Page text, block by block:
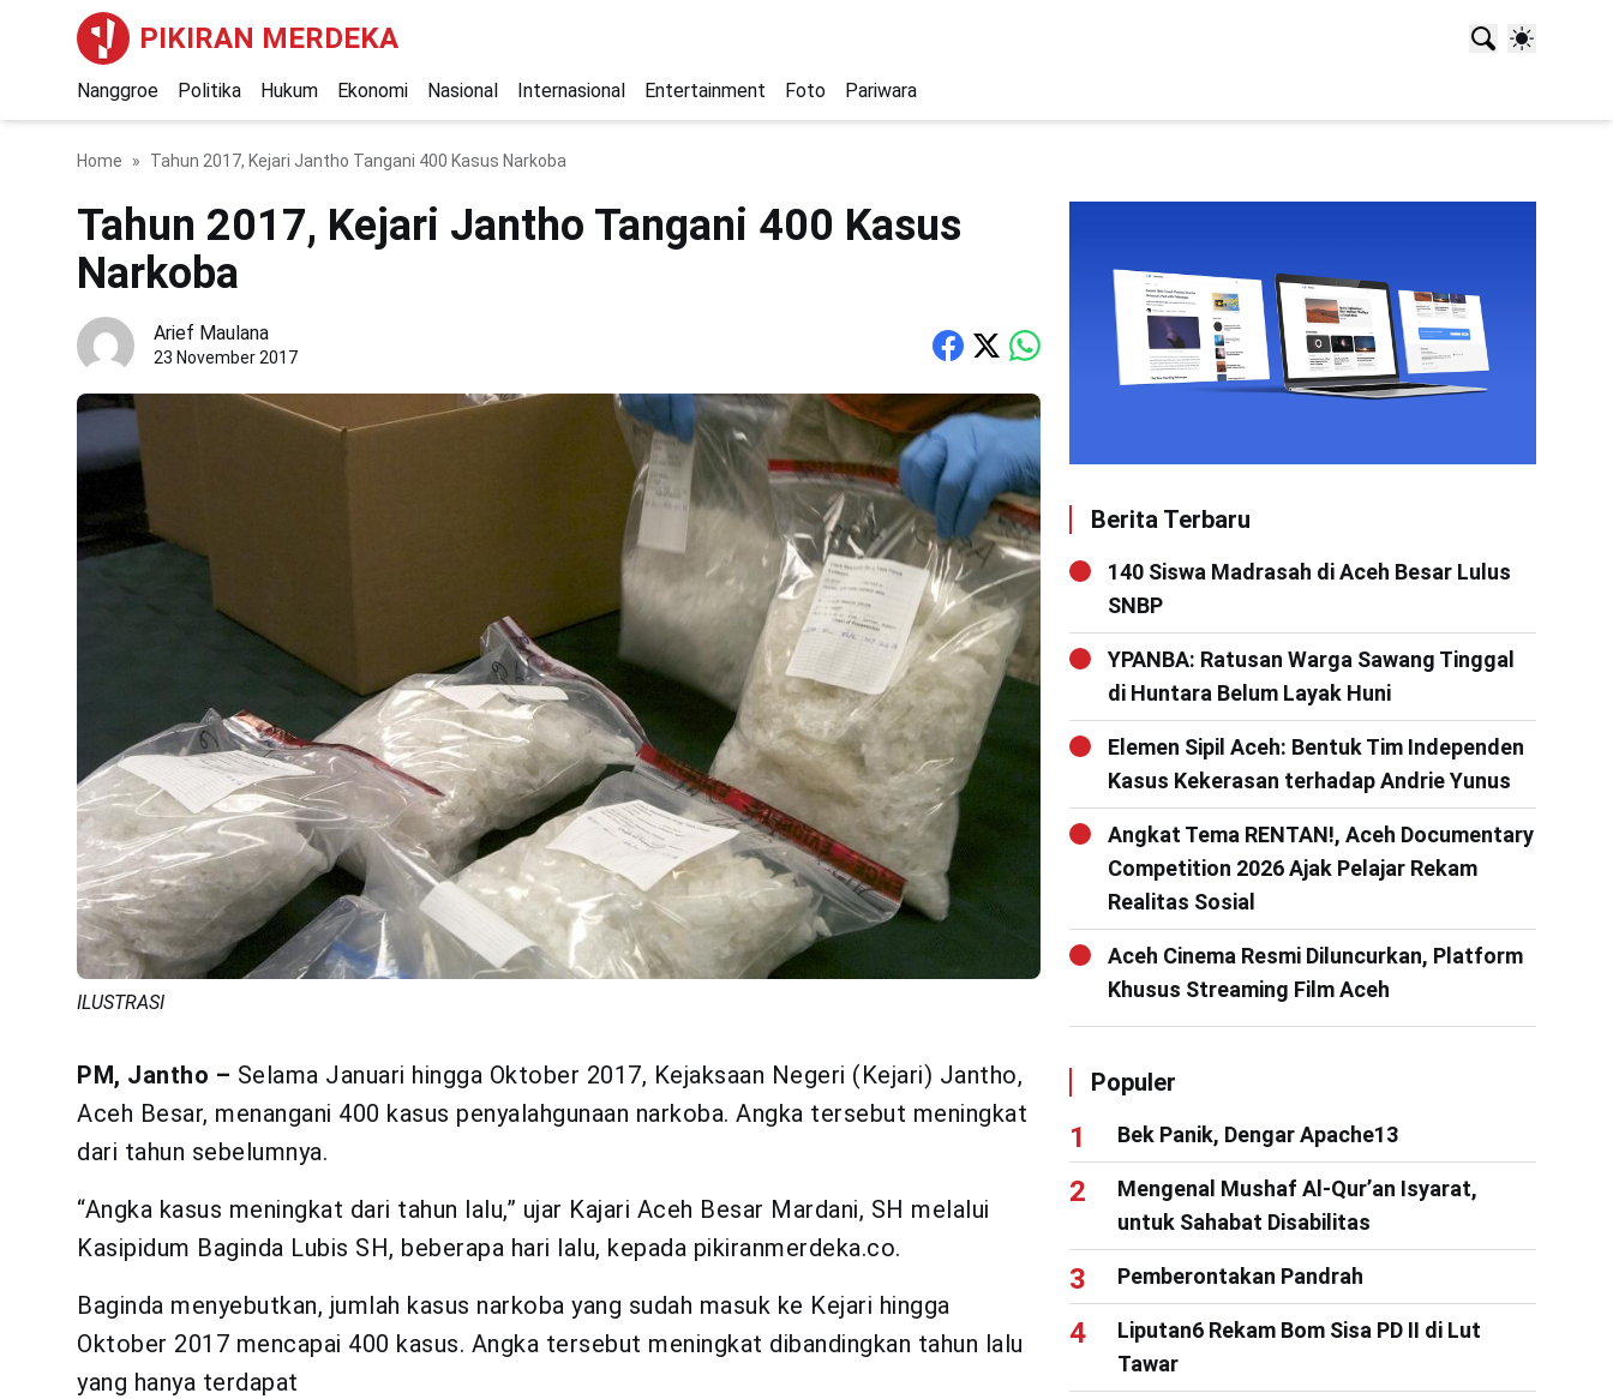
PIKIRAN MERDEKA
Nanggroe Politika Hukum Ekonomi Nasional Internasional Entertainment Foto Pariwara
Home Tahun 2017, Kejari Jantho Tangani 400 Kasus Narkoba
Tahun 2017, Kejari Jantho Tangani 400 Kasus
Narkoba
Arief Maulana
23 November 2017
ILUSTRASI
PM, Jantho – Selama Januari hingga Oktober 2017, Kejaksaan Negeri (Kejari) Jantho,
Aceh Besar, menangani 400 kasus penyalahgunaan narkoba. Angka tersebut meningkat
dari tahun sebelumnya.
“Angka kasus meningkat dari tahun lalu,” ujar Kajari Aceh Besar Mardani, SH melalui
Kasipidum Baginda Lubis SH, beberapa hari lalu, kepada pikiranmerdeka.co.
Baginda menyebutkan, jumlah kasus narkoba yang sudah masuk ke Kejari hingga
Oktober 2017 mencapai 400 kasus. Angka tersebut meningkat dibandingkan tahun lalu
yang hanya terdapat
Berita Terbaru
140 Siswa Madrasah di Aceh Besar Lulus
SNBP
YPANBA: Ratusan Warga Sawang Tinggal
di Huntara Belum Layak Huni
Elemen Sipil Aceh: Bentuk Tim Independen
Kasus Kekerasan terhadap Andrie Yunus
Angkat Tema RENTAN!, Aceh Documentary
Competition 2026 Ajak Pelajar Rekam
Realitas Sosial
Aceh Cinema Resmi Diluncurkan, Platform
Khusus Streaming Film Aceh
Populer
Bek Panik, Dengar Apache13
Mengenal Mushaf Al-Qur’an Isyarat,
untuk Sahabat Disabilitas
Pemberontakan Pandrah
Liputan6 Rekam Bom Sisa PD II di Lut
Tawar